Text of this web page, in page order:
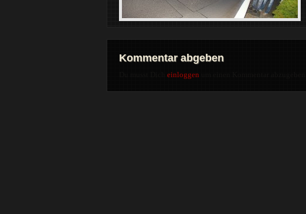
Kommentar abgeben
einloggen